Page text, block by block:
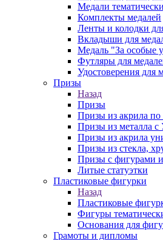
Медали
Комплекты медалей
Ленты и колодки
Вкладыши для
Медаль "За особые
Футляры для
Удостоверения для
Призы
Назад
Призы
Призы из акрила по
Призы из металла
Призы из акрила
Призы из стекла,
Призы с фигурами
Литые статуэтки
Пластиковые фигурки
Назад
Пластиковые
Фигуры
Основания для
Грамоты и дипломы